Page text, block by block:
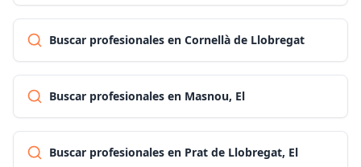
Buscar profesionales en Cornellà de Llobregat
Buscar profesionales en Masnou, El
Buscar profesionales en Prat de Llobregat, El